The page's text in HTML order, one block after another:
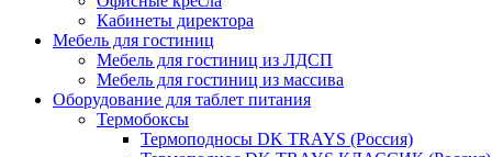
Кабинеты директора
Мебель для гостиниц
Мебель для гостиниц из ЛДСП
Мебель для гостиниц из массива
Оборудование для таблет питания
Термобоксы
Термоподносы DK TRAYS (Россия)